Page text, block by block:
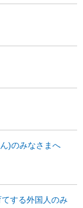
)のみなさまへ
てする外国人のみ